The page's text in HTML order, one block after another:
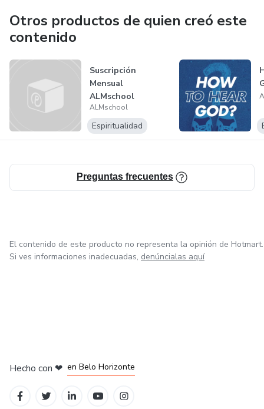
observamos que aqueles que se aprender a escutar a Deus
primeiro crescem espiritualmente de maneira
incomparável. É essa experiência e paixão que nos levam a
compartilhar este conhecimento com você.
Otros productos de quien creó este
contenido
Suscripción
Mensual
ALMschool
ALMschool
Espiritualidad
Preguntas frecuentes
El contenido de este producto no representa la opinión de Hotmart.
Si ves informaciones inadecuadas, denúncialas aquí
Hecho con ❤ en Belo Horizonte